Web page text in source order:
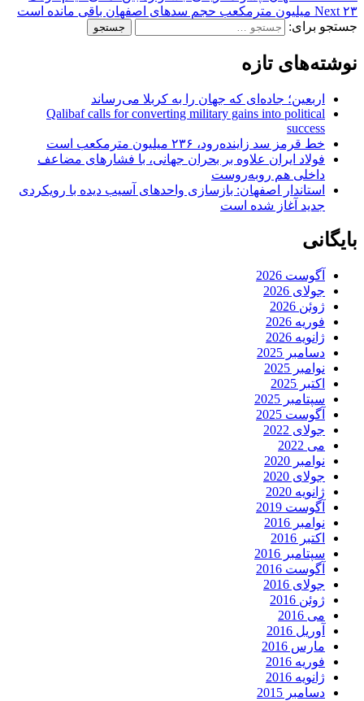
Next ۲۳ میلیون مترمکعب حجم سدهای اصفهان باقی مانده است
جستجو برای:
نوشته‌های تازه
اربعین؛ جاده‌ای که جهان را به کربلا می‌رساند
Qalibaf calls for converting military gains into political
success
خط قرمز سد زاینده‌رود، ۲۳۶ میلیون مترمکعب است
فولاد ایران علاوه بر بحران جهانی، با فشارهای مضاعف
داخلی هم روبه‌روست
استاندار اصفهان: بازسازی واحدهای آسیب دیده با رویکردی
جدید آغاز شده است
بایگانی
آگوست 2026
جولای 2026
ژوئن 2026
فوریه 2026
ژانویه 2026
دسامبر 2025
نوامبر 2025
اکتبر 2025
سپتامبر 2025
آگوست 2025
جولای 2022
می 2022
نوامبر 2020
جولای 2020
ژانویه 2020
آگوست 2019
نوامبر 2016
اکتبر 2016
سپتامبر 2016
آگوست 2016
جولای 2016
ژوئن 2016
می 2016
آوریل 2016
مارس 2016
فوریه 2016
ژانویه 2016
دسامبر 2015